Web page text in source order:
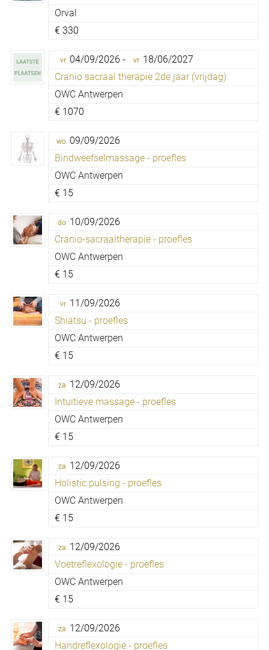
Orval
€ 330
vr 04/09/2026 - vr 18/06/2027
Cranio sacraal therapie 2de jaar (vrijdag)
OWC Antwerpen
€ 1070
wo 09/09/2026
Bindweefselmassage - proefles
OWC Antwerpen
€ 15
do 10/09/2026
Cranio-sacraaltherapie - proefles
OWC Antwerpen
€ 15
vr 11/09/2026
Shiatsu - proefles
OWC Antwerpen
€ 15
za 12/09/2026
Intuïtieve massage - proefles
OWC Antwerpen
€ 15
za 12/09/2026
Holistic pulsing - proefles
OWC Antwerpen
€ 15
za 12/09/2026
Voetreflexologie - proefles
OWC Antwerpen
€ 15
za 12/09/2026
Handreflexologie - proefles